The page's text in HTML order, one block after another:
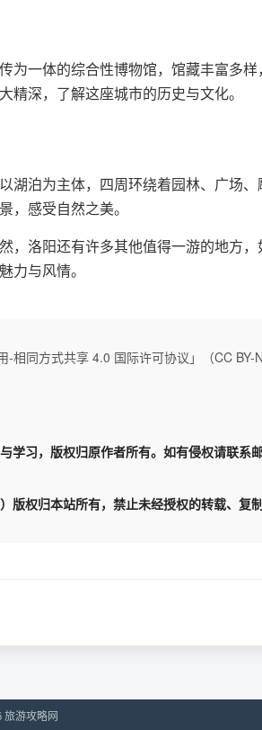
为一体的综合性博物馆，馆藏丰富多
深，了解这座城市的历史与文化。
湖泊为主体，四周环绕着园林、广场
，感受自然之美。
，洛阳还有许多其他值得一游的地方
力与风情。
相同方式共享 4.0 国际许可协议」（CC BY-
学习，版权归原作者所有。如有侵权请联系
版权归本站所有，禁止未经授权的转载、复
旅游攻略网